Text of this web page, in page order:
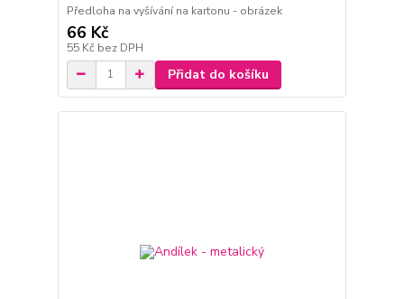
Předloha na vyšívání na kartonu - obrázek
66 Kč
55 Kč bez DPH
Přidat do košíku